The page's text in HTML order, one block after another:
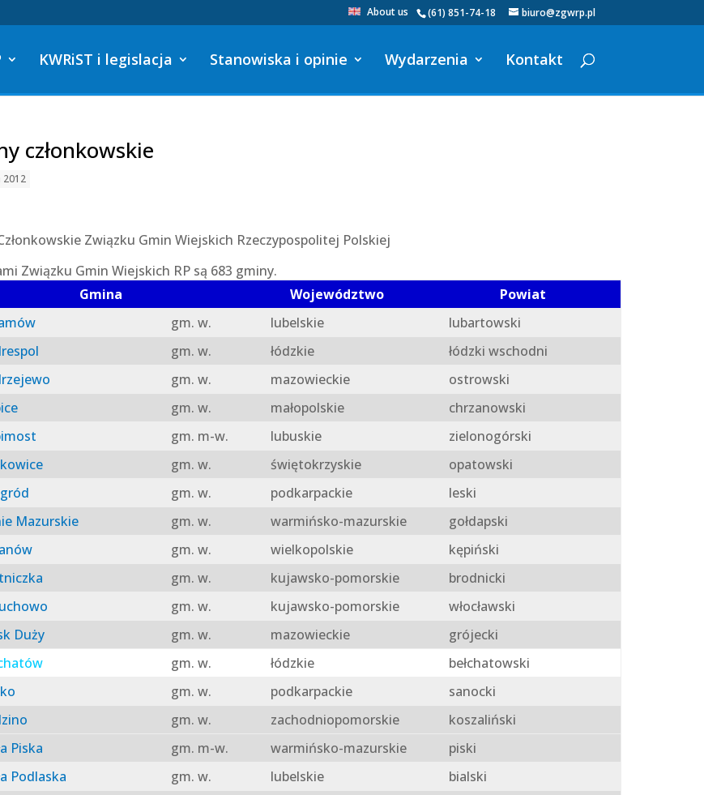
(61) 851-74-18 biuro@zgwrp.pl
About us
KWRiST i legislacja Stanowiska i opinie Wydarzenia Kontakt
członkowskie
2012
Związku Gmin Wiejskich Rzeczypospolitej Polskiej
Związku Gmin Wiejskich RP są 683 gminy.
Gmina
Województwo
Powiat
gm. w. lubelskie
lubartowski
gm. w. łódzkie
łódzki wschodni
gm. w. mazowieckie
ostrowski
gm. w. małopolskie
chrzanowski
gm. m-w. lubuskie
zielonogórski
gm. w. świętokrzyskie
opatowski
gm. w. podkarpackie
leski
Mazurskie
gm. w. warmińsko-mazurskie
gołdapski
gm. w. wielkopolskie
kępiński
gm. w. kujawsko-pomorskie
brodnicki
gm. w. kujawsko-pomorskie
włocławski
Duży
gm. w. mazowieckie
grójecki
gm. w. łódzkie
bełchatowski
gm. w. podkarpackie
sanocki
gm. w. zachodniopomorskie
koszaliński
Piska
gm. m-w. warmińsko-mazurskie
piski
Podlaska
gm. w. lubelskie
bialski